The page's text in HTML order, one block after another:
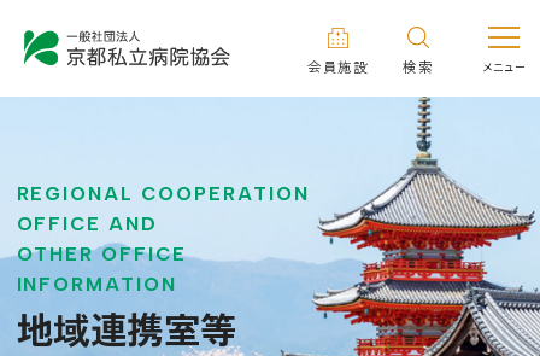
会員施設 検索
REGIONAL COOPERATION
OFFICE AND
OTHER OFFICE
INFORMATION
地域連携室等